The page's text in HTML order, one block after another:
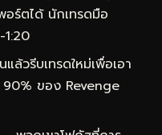
ร์ตได้ นักเทรดมือ
1:20
ล้วรีบเทรดใหม่เพื่อเอา
ของ Revenge